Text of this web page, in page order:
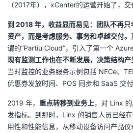
（2017年），xCenter的运营开始了，交
到 2018 年，收益显而易见：团队不再
资产，而是考虑服务、事务和卓越交付。
谓的“Partiu Cloud”，引入了第一个
现有监测工作也在不断发展，决策结构
当时监控的业务服务示例包括 NFCe、
优惠券发放时间、POS 同步和 SaaS 交付
2019 年， 重点转移到业务上，对 Linx
发指标。到那时，Linx 的销售人员已经
用性和性能信息，从移动设备访问产品仪